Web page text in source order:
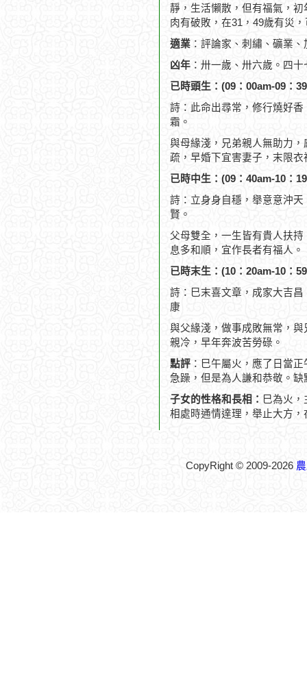
靜，生活懶散，但有福氣，
肉有破敗，在31，49歲有災
適業 ：評論家、刺繡、礦業
凶年 ：卅一歲、卅六歲。四
已時頭生：(09：00am-09：
詩：此命出尋常，修行燒好
霜。
與母緣淺，兄弟親人無助力
疏，早婚下宜害妻子，末限衣
已時中生：(09：40am-10：
詩：立身身自穩，舉意意沖
賢。
父母雙全，一生皆有貴人扶
息多和順，宜作長者有福人。
已時末生：(10：20am-10：
詩：巳末喜文章，成家大吉
康
與父緣淺，做事成敗無常，
親冷，早年奔波苦勞碌。
點評 ：巳午屬火，應了日當
急躁，但是為人謙和恭敬。
子女的性格和長相： 巳為火
相處時通情達理，舉止大方
CopyRight © 2009-2026